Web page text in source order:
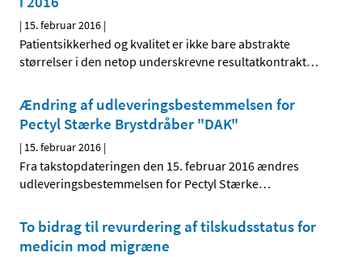
| 15. februar 2016 |
Patientsikkerhed og kvalitet er ikke bare abstrakte
størrelser i den netop underskrevne resultatkontrakt…
Ændring af udleveringsbestemmelsen for
Pectyl Stærke Brystdråber "DAK"
| 15. februar 2016 |
Fra takstopdateringen den 15. februar 2016 ændres
udleveringsbestemmelsen for Pectyl Stærke…
To bidrag til revurdering af tilskudsstatus for
medicin mod migræne